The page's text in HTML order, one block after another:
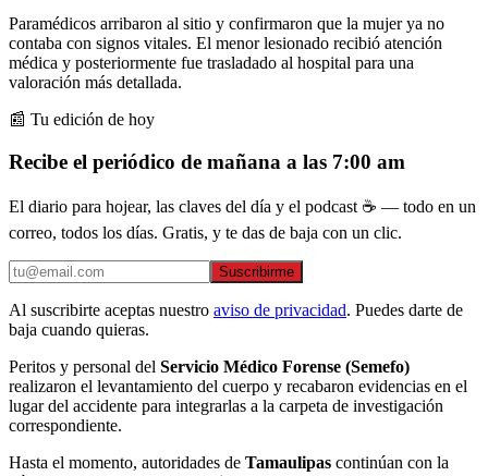
Paramédicos arribaron al sitio y confirmaron que la mujer ya no
contaba con signos vitales. El menor lesionado recibió atención
médica y posteriormente fue trasladado al hospital para una
valoración más detallada.
📰 Tu edición de hoy
Recibe el periódico de mañana a las 7:00 am
El diario para hojear, las claves del día y el podcast ☕ — todo en un
correo, todos los días. Gratis, y te das de baja con un clic.
Suscribirme
Al suscribirte aceptas nuestro aviso de privacidad. Puedes darte de
baja cuando quieras.
Peritos y personal del Servicio Médico Forense (Semefo)
realizaron el levantamiento del cuerpo y recabaron evidencias en el
lugar del accidente para integrarlas a la carpeta de investigación
correspondiente.
Hasta el momento, autoridades de Tamaulipas continúan con la